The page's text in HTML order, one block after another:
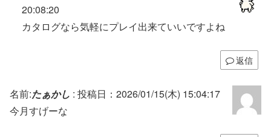
20:08:20
カタログなら気軽にプレイ出来ていいですよね
返信
名前:たぁかし : 投稿日：2026/01/15(木) 15:04:17
今月すげーな